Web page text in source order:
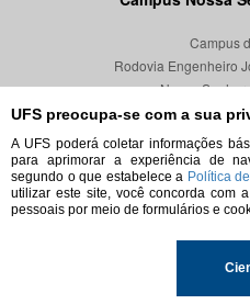
UFS preocupa-se com a sua
A UFS poderá coletar informações
para aprimorar a experiência de
segundo o que estabelece a Política
utilizar este site, você concorda com
pessoais por meio de formulários e
Campus
Rodovia Engenheiro
Nossa
CEP
© 2026. Todos os
Universidade